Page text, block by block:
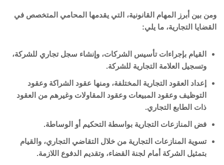
ومن بين أبرز المهام القانونية، التي يقدمها المحامي المتخصص في
القضايا التجارية، ما يلي:
القيام بإجراءات تأسيس الشركات، وإنشاء سجل تجاري للشركة،
وتسجيل العلامة التجارية للشركة.
إعداد العقود التجارية المختلفة، ومنها عقود الشراكة وعقود
التوظيف وعقود المبيعات وعقود المقاولات وغيرهم من العقود
ذات الطابع التجاري.
فض المنازعات التجارية بواسطة التحكيم أو الوساطة.
تسوية المنازعات التجارية من خلال التقاضي التجاري، والقيام
بتمثيل الشركة أمام لجنة القضاء، وتقديم الدفوع اللازمة.